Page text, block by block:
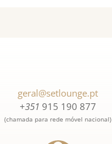
geral@setlounge.pt
+351 915 190 877
(chamada para rede móvel nacional)